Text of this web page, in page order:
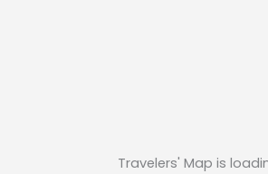
Travelers' Map is